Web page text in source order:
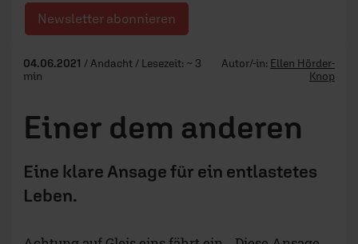
TEAM
Newsletter abonnieren
04.06.2021 / Andacht / Lesezeit: ~ 3
min
Autor/-in: Ellen Hörder-
Knop
Einer dem anderen
Eine klare Ansage für ein entlastetes
Leben.